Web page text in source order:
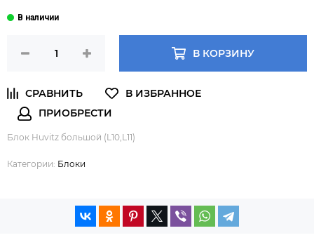
В КОРЗИНУ
Блок Huvitz большой (L10,L11)
Категории: Блоки